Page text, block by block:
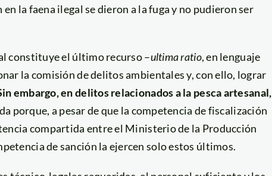
la faena ilegal se dieron a la fuga y no pudieron ser
constituye el último recurso –ultima ratio, en lenguaje
la comisión de delitos ambientales y, con ello, lograr
embargo, en delitos relacionados a la pesca artesanal,
porque, a pesar de que la competencia de fiscalización
compartida entre el Ministerio de la Producción
de sanción la ejercen solo estos últimos.